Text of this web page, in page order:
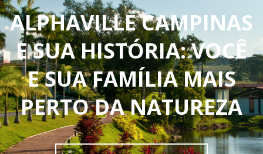
ALPHAVILLE CAMPINAS
E SUA HISTÓRIA: VOCÊ
E SUA FAMÍLIA MAIS
PERTO DA NATUREZA